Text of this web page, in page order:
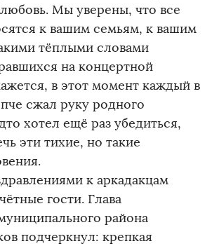
Мы уверены, что все
к вашим семьям, к вашим
тёплыми словами
на концертной
в этот момент каждый в
сжал руку родного
хотел ещё раз убедиться,
эти тихие, но такие
к аркадакцам
гости. Глава
района
подчеркнул: крепкая